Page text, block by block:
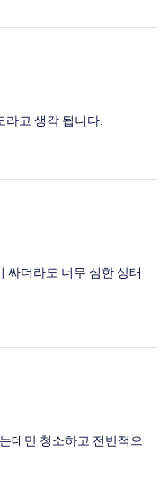
라고 생각 됩니다.
싸더라도 너무 심한 상태
데만 청소하고 전반적으